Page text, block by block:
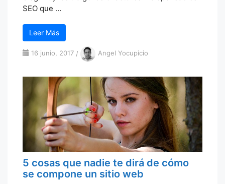
SEO que …
Leer Más
16 junio, 2017 / Angel Yocupicio
5 cosas que nadie te dirá de cómo
se compone un sitio web